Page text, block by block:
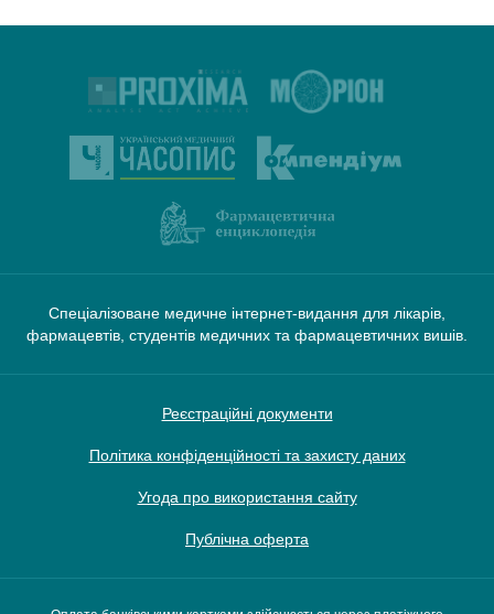
Спеціалізоване медичне інтернет-видання для лікарів,
фармацевтів, студентів медичних та фармацевтичних вишів.
Реєстраційні документи
Політика конфіденційності та захисту даних
Угода про використання сайту
Публічна оферта